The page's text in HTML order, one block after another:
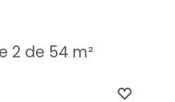
2 de 54 m²